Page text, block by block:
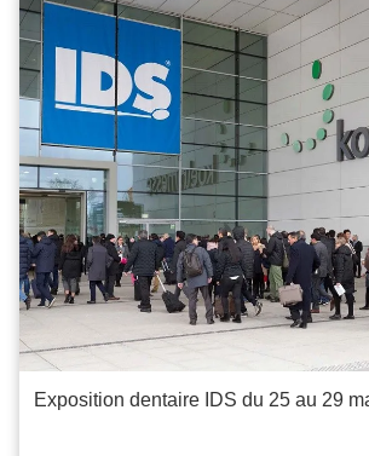
Exposition dentaire IDS du 25 au 29